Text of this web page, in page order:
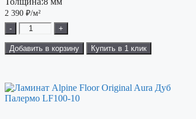
2 390 ₽/м²
-
+
Добавить в корзину Купить в 1 клик